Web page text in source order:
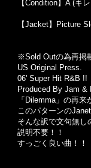
【Condition】A (キ
【Jacket】Picture
※Sold Outの為再掲
US Original Press.
06' Super Hit R&B !!
Produced By Jam &
「Dilemma」の再
このパターンの
そんな訳で文句無し
説明不要！！
すっごく良い曲！！